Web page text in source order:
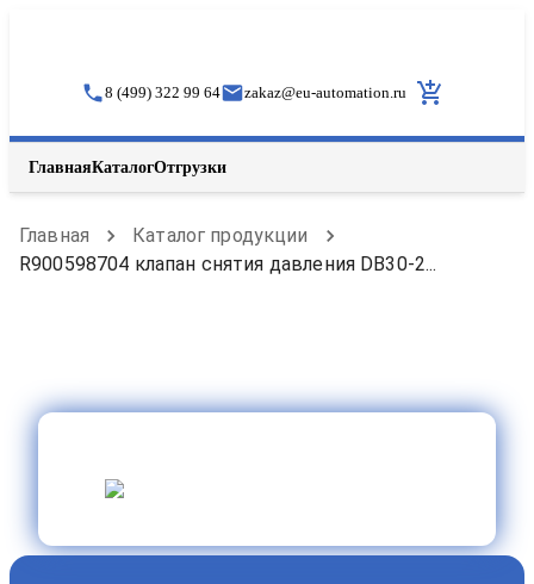
8 (499) 322 99 64 zakaz@eu-automation.ru
ГлавнаяКаталогОтгрузки
Главная
Каталог продукции
R900598704 клапан снятия давления DB30-2...